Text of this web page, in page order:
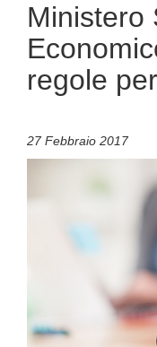
Ministero
regole
27 Febbraio 2017